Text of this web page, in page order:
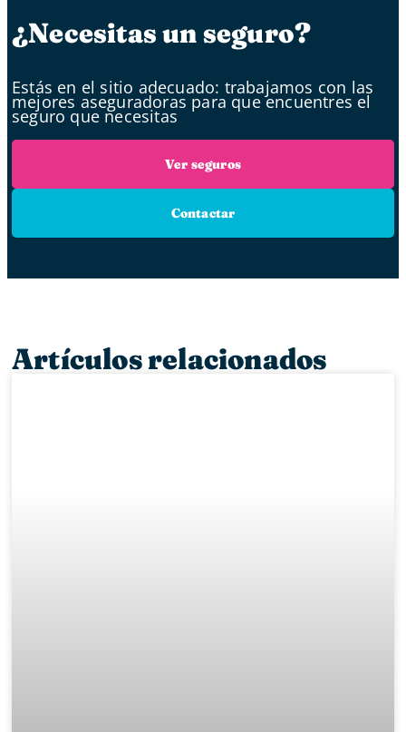
¿Necesitas un seguro?
Estás en el sitio adecuado: trabajamos con las
mejores aseguradoras para que encuentres el
seguro que necesitas
Ver seguros
Contactar
Artículos relacionados